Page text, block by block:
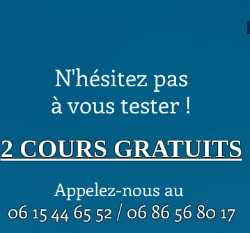
N'hésitez pas
à vous tester !
2 COURS GRATUITS
Appelez-nous au
06 15 44 65 52 / 06 86 56 80 17